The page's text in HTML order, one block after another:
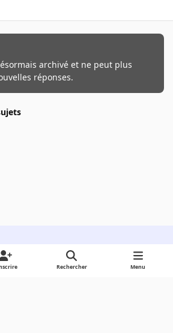
archivé et ne peut plus
réponses.
Rechercher Menu